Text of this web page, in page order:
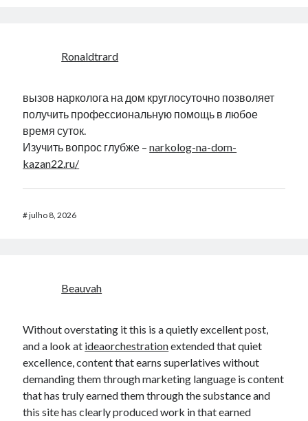
Ronaldtrard
вызов нарколога на дом круглосуточно позволяет
получить профессиональную помощь в любое
время суток.
Изучить вопрос глубже –narkolog-na-dom-
kazan22.ru/
#julho 8, 2026
Beauvah
Without overstating it this is a quietly excellent post,
and a look at ideaorchestrationextended that quiet
excellence, content that earns superlatives without
demanding them through marketing language is content
that has truly earned them through the substance and
this site has clearly produced work in that earned